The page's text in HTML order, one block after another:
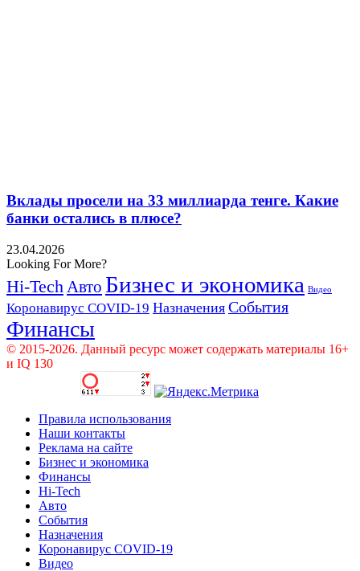
Вклады просели на 33 миллиарда тенге. Какие
банки остались в плюсе?
23.04.2026
Looking For More?
Hi-Tech Авто Бизнес и экономика Видео
Коронавирус COVID-19 Назначения События
Финансы
© 2015-2026. Данный ресурс может содержать материалы 16+
и IQ 130
Правила использования
Наши контакты
Реклама на сайте
Бизнес и экономика
Финансы
Hi-Tech
Авто
События
Назначения
Коронавирус COVID-19
Видео